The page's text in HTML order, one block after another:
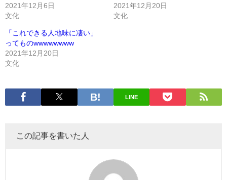
2021年12月6日
文化
2021年12月20日
文化
「これできる人地味に凄い」
ってものwwwwwwww
2021年12月20日
文化
LINE
この記事を書いた人